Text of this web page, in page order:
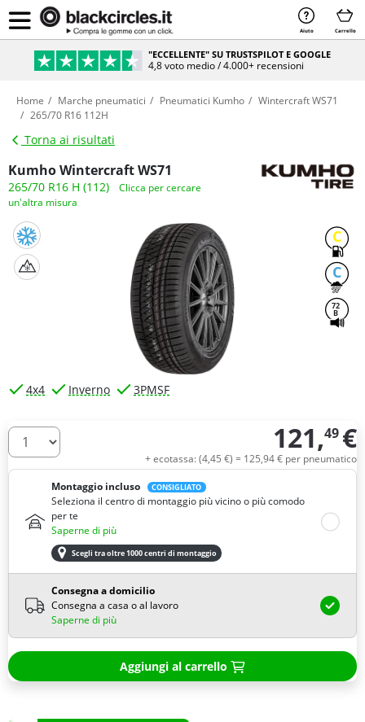
Aiuto Carrello
"ECCELLENTE" SU TRUSTSPILOT E GOOGLE
4,8 voto medio / 4.000+ recensioni
Home Marche pneumatici Pneumatici Kumho
Wintercraft WS71
265/70 R16 112H
Torna ai risultati
Kumho Wintercraft WS71
265/70 R16 H (112)
Clicca per cercare
un'altra misura
C
C
72
B
4x4 Inverno 3PMSF
Quantità 121,49 €
+ ecotassa: (4,45 €) = 125,94€ per pneumatico
Montaggio incluso
CONSIGLIATO
Seleziona il centro di montaggio più vicino o più comodo
per te
Saperne di più
Scegli tra oltre 1000 centri di montaggio
Consegna a domicilio
Consegna a casa o al lavoro
Saperne di più
Aggiungi al carrello